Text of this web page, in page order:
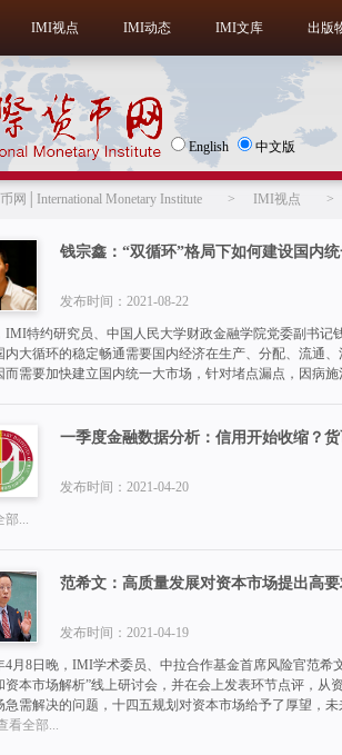
IMI视点 IMI动态 IMI文库 出版
English 中文版
网│International Monetary Institute > IMI视点 >
钱宗鑫：“双循环”格局下如何建设国内
发布时间：2021-08-22
IMI特约研究员、中国人民大学财政金融学院党委副书记
内大循环的稳定畅通需要国内经济在生产、分配、流通
而需要加快建立国内统一大市场，针对堵点漏点，因病施
一季度金融数据分析：信用开始收缩？货
发布时间：2021-04-20
部...
范希文：高质量发展对资本市场提出高
发布时间：2021-04-19
4月8日晚，IMI学术委员、中拉合作基金首席风险官范
资本市场解析”线上研讨会，并在会上发表环节点评，从
急需解决的问题，十四五规划对资本市场给予了厚望，
看全部...